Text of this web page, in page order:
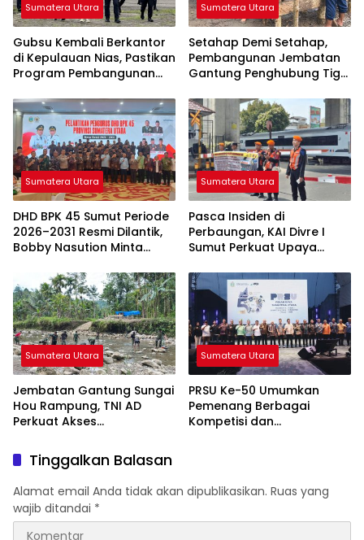
Sumatera Utara
Gubsu Kembali Berkantor
di Kepulauan Nias, Pastikan
Program Pembangunan
Sumatera Utara
Setahap Demi Setahap,
Pembangunan Jembatan
Gantung Penghubung Tiga
Terwujud
Sumatera Utara
DHD BPK 45 Sumut Periode
2026–2031 Resmi Dilantik,
Bobby Nasution Minta
Ditularkan ke Generasi
Muda
Sumatera Utara
Pasca Insiden di
Perbaungan, KAI Divre I
Sumut Perkuat Upaya
Perlintasan Sebidang
Sumatera Utara
Jembatan Gantung Sungai
Hou Rampung, TNI AD
Perkuat Akses
Nias
Sumatera Utara
PRSU Ke-50 Umumkan
Pemenang Berbagai
Kompetisi dan
Tinggalkan Balasan
Alamat email Anda tidak akan dipublikasikan. Ruas yang
wajib ditandai *